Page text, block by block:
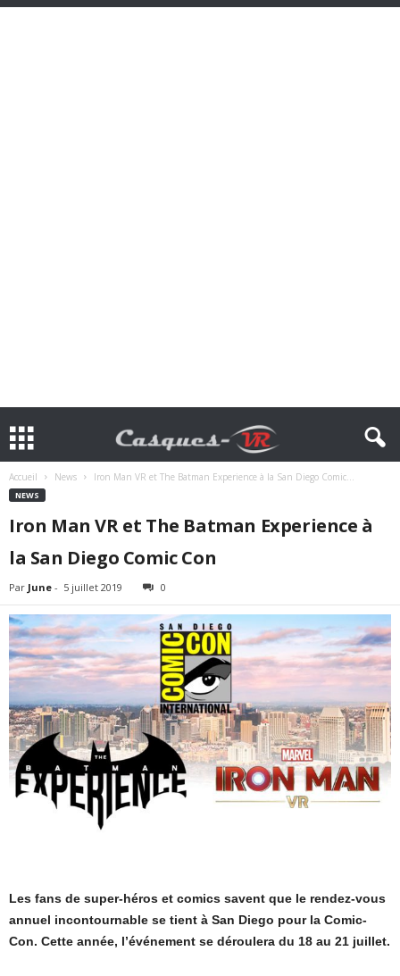
Accueil News Iron Man VR et The Batman Experience à la San Diego Comic...
NEWS
Iron Man VR et The Batman Experience à
la San Diego Comic Con
Par June - 5 juillet 2019 0
Les fans de super-héros et comics savent que le rendez-vous
annuel incontournable se tient à San Diego pour la Comic-
Con. Cette année, l’événement se déroulera du 18 au 21 juillet.